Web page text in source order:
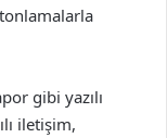
gibi yazılı
iletişim,